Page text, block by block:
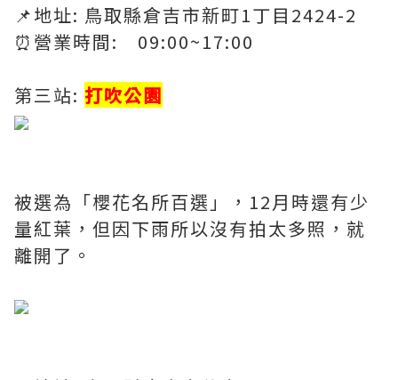
📌地址: 鳥取縣倉吉市新町1丁目2424-2
⏰營業時間: 09:00~17:00
第三站: 打吹公園
被選為「櫻花名所百選」，12月時還有少
量紅葉，但因下雨所以沒有拍太多照，就
離開了。